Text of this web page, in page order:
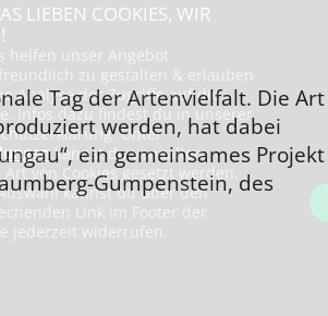
Tag der Artenvielfalt. Die Art
werden, hat dabei
ein gemeinsames Projekt
Gumpenstein, des
LIEBEN COOKIES, WIR
helfen unser Angebot
zu gestalten & erlauben
Analyse der Zugriffe auf die
Infos dazu findest du in unserer
Unter
kannst du verwalten,
Art von Cookies gesetzt werden.
kannst du über den
Link im Footer der
jederzeit widerrufen.